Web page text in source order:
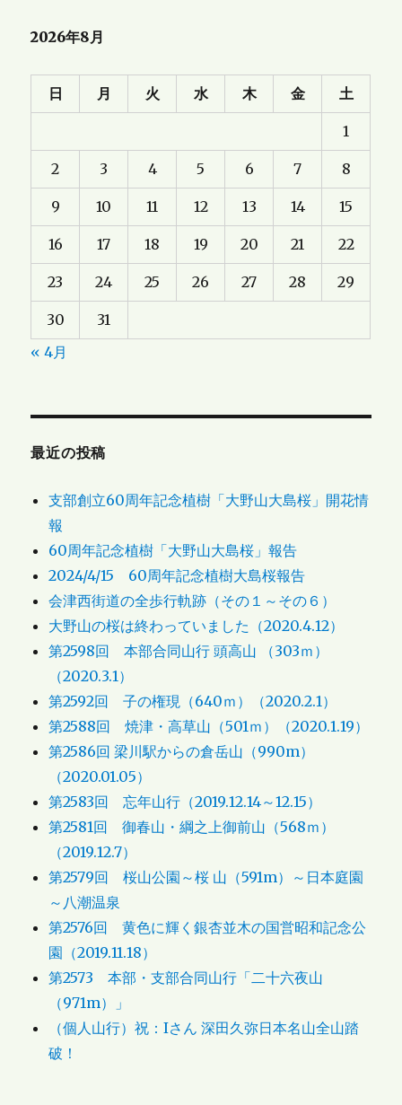
2026年8月
日 月 火 水 木 金 土
1
2 3 4 5 6 7 8
9 10 11 12 13 14 15
16 17 18 19 20 21 22
23 24 25 26 27 28 29
30
31
« 4月
最近の投稿
支部創立60周年記念植樹「大野山大島桜」開花情
報
60周年記念植樹「大野山大島桜」報告
2024/4/15 60周年記念植樹大島桜報告
会津西街道の全歩行軌跡（その１～その６）
大野山の桜は終わっていました（2020.4.12）
第2598回 本部合同山行 頭高山 （303ｍ）
（2020.3.1）
第2592回 子の権現（640ｍ）（2020.2.1）
第2588回 焼津・高草山（501ｍ）（2020.1.19）
第2586回 梁川駅からの倉岳山（990m）
（2020.01.05）
第2583回 忘年山行（2019.12.14～12.15）
第2581回 御春山・綱之上御前山（568ｍ）
（2019.12.7）
第2579回 桜山公園～桜 山（591m）～日本庭園
～八潮温泉
第2576回 黄色に輝く銀杏並木の国営昭和記念公
園（2019.11.18）
第2573 本部・支部合同山行「二十六夜山
（971m）」
（個人山行）祝：Iさん 深田久弥日本名山全山踏
破！